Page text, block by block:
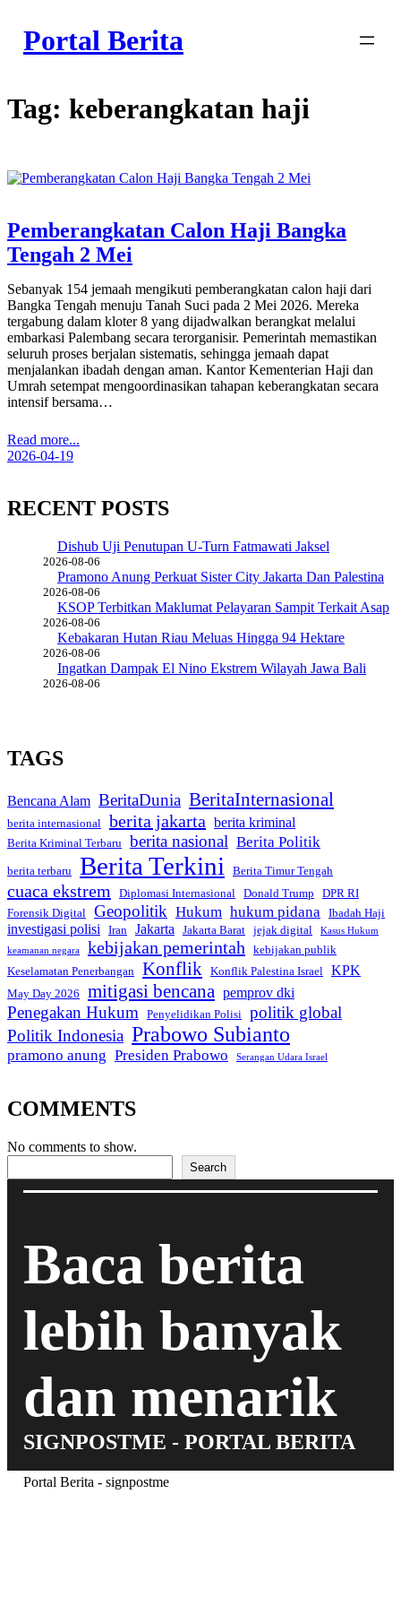
content
Portal Berita
Tag: keberangkatan haji
Pemberangkatan Calon Haji Bangka
Tengah 2 Mei
Sebanyak 154 jemaah mengikuti pemberangkatan calon haji dari
Bangka Tengah menuju Tanah Suci pada 2 Mei 2026. Mereka
tergabung dalam kloter 8 yang dijadwalkan berangkat melalui
embarkasi Palembang secara terorganisir. Pemerintah memastikan
seluruh proses berjalan sistematis, sehingga jemaah dapat
menjalankan ibadah dengan aman. Kantor Kementerian Haji dan
Umrah setempat mengoordinasikan tahapan keberangkatan secara
intensif bersama…
Read more...
2026-04-19
RECENT POSTS
Dishub Uji Penutupan U-Turn Fatmawati Jaksel
2026-08-06
Pramono Anung Perkuat Sister City Jakarta Dan Palestina
2026-08-06
KSOP Terbitkan Maklumat Pelayaran Sampit Terkait Asap
2026-08-06
Kebakaran Hutan Riau Meluas Hingga 94 Hektare
2026-08-06
Ingatkan Dampak El Nino Ekstrem Wilayah Jawa Bali
2026-08-06
TAGS
Bencana Alam BeritaDunia BeritaInternasional
berita internasional berita jakarta berita kriminal
Berita Kriminal Terbaru berita nasional Berita Politik
berita terbaru Berita Terkini Berita Timur Tengah
cuaca ekstrem Diplomasi Internasional Donald Trump
DPR RI
Forensik Digital Geopolitik Hukum hukum pidana Ibadah Haji
investigasi polisi Iran Jakarta Jakarta Barat jejak digital
Kasus Hukum
keamanan negara
kebijakan pemerintah
kebijakan publik
Keselamatan Penerbangan Konflik Konflik Palestina Israel KPK
May Day 2026 mitigasi bencana pemprov dki
Penegakan Hukum Penyelidikan Polisi politik global
Politik Indonesia Prabowo Subianto
pramono anung Presiden Prabowo Serangan Udara Israel
COMMENTS
No comments to show.
Search
Baca berita
lebih banyak
dan menarik
SIGNPOSTME - PORTAL BERITA
Portal Berita - signpostme